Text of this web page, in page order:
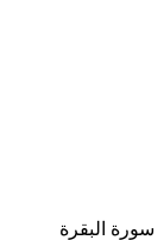
سورة البقرة